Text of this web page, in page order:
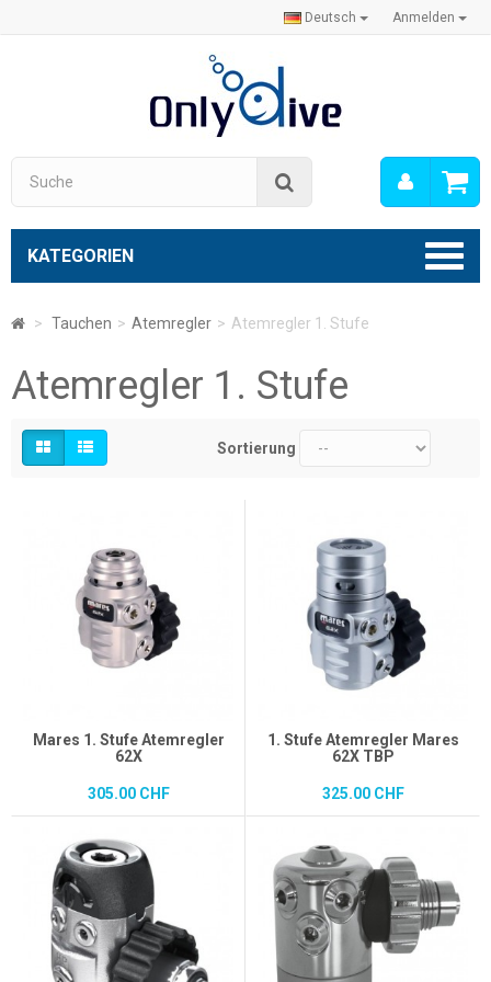
Anmelden
Deutsch
Mein
Konto
KATEGORIEN
> Tauchen > Atemregler > Atemregler 1. Stufe
Atemregler 1. Stufe
Sortierung
Mares 1. Stufe Atemregler
62X
305.00 CHF
1. Stufe Atemregler Mares
62X TBP
325.00 CHF